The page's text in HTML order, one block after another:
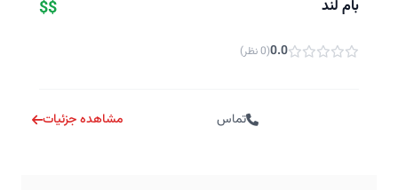
بام لند $$
0.0(0 نظر)
تماس مشاهده جزئیات